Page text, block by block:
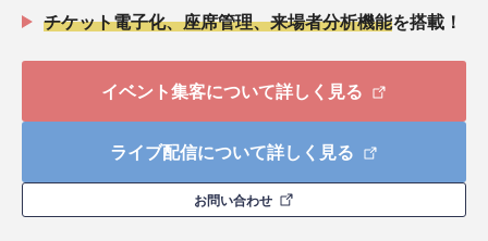
チケット電子化、座席管理、来場者分析機能を搭載！
イベント集客について詳しく見る
ライブ配信について詳しく見る
お問い合わせ